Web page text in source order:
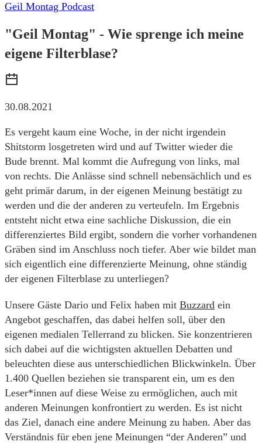
Geil Montag Podcast
"Geil Montag" - Wie sprenge ich meine
eigene Filterblase?
30.08.2021
Es vergeht kaum eine Woche, in der nicht irgendein
Shitstorm losgetreten wird und auf Twitter wieder die
Bude brennt. Mal kommt die Aufregung von links, mal
von rechts. Die Anlässe sind schnell nebensächlich und es
geht primär darum, in der eigenen Meinung bestätigt zu
werden und die der anderen zu verteufeln. Im Ergebnis
entsteht nicht etwa eine sachliche Diskussion, die ein
differenziertes Bild ergibt, sondern die vorher vorhandenen
Gräben sind im Anschluss noch tiefer. Aber wie bildet man
sich eigentlich eine differenzierte Meinung, ohne ständig
der eigenen Filterblase zu unterliegen?
Unsere Gäste Dario und Felix haben mit Buzzard ein
Angebot geschaffen, das dabei helfen soll, über den
eigenen medialen Tellerrand zu blicken. Sie konzentrieren
sich dabei auf die wichtigsten aktuellen Debatten und
beleuchten diese aus unterschiedlichen Blickwinkeln. Über
1.400 Quellen beziehen sie transparent ein, um es den
Leser*innen auf diese Weise zu ermöglichen, auch mit
anderen Meinungen konfrontiert zu werden. Es ist nicht
das Ziel, danach eine andere Meinung zu haben. Aber das
Verständnis für eben jene Meinungen “der Anderen” und